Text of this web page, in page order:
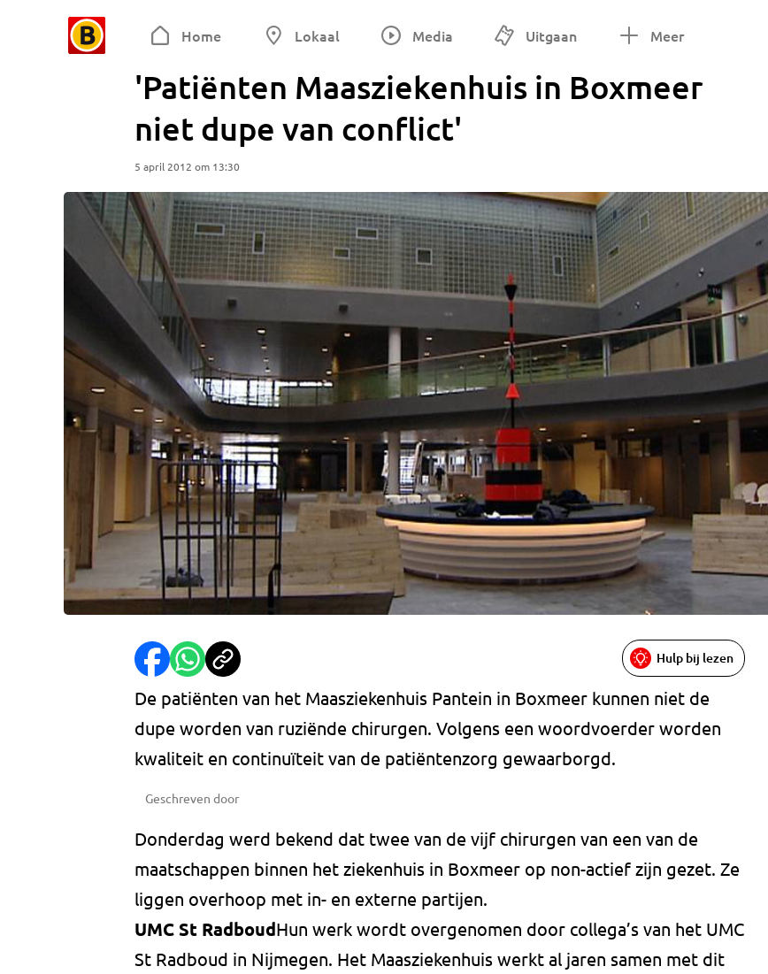
Home Lokaal Media Uitgaan Meer
'Patiënten Maasziekenhuis in Boxmeer
niet dupe van conflict'
5 april 2012 om 13:30
Hulp bij lezen
De patiënten van het Maasziekenhuis Pantein in Boxmeer kunnen niet de
dupe worden van ruziënde chirurgen. Volgens een woordvoerder worden
kwaliteit en continuïteit van de patiëntenzorg gewaarborgd.
Geschreven door
Donderdag werd bekend dat twee van de vijf chirurgen van een van de
maatschappen binnen het ziekenhuis in Boxmeer op non-actief zijn gezet. Ze
liggen overhoop met in- en externe partijen.
UMC St RadboudHun werk wordt overgenomen door collega’s van het UMC
St Radboud in Nijmegen. Het Maasziekenhuis werkt al jaren samen met dit